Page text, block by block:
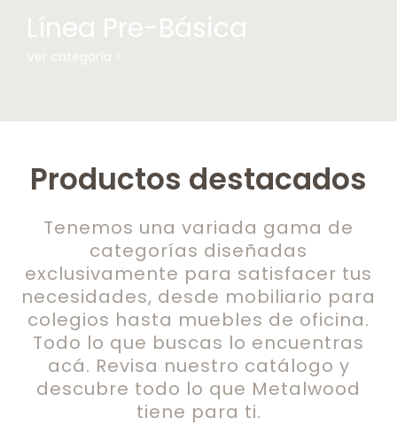
Línea Pre-Básica
Ver categoría >
Productos destacados
Tenemos una variada gama de
categorías diseñadas
exclusivamente para satisfacer tus
necesidades, desde mobiliario para
colegios hasta muebles de oficina.
Todo lo que buscas lo encuentras
acá. Revisa nuestro catálogo y
descubre todo lo que Metalwood
tiene para ti.